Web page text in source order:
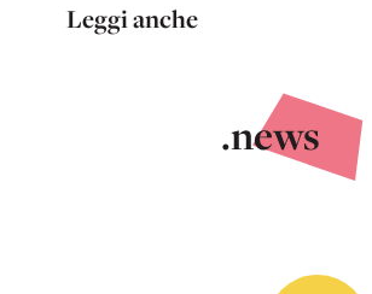
Leggi anche
.news